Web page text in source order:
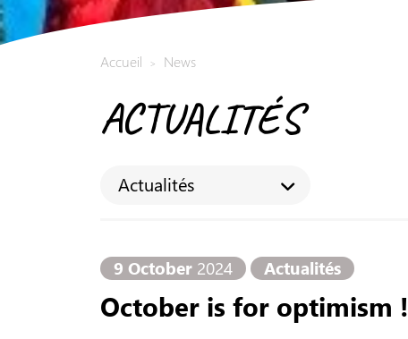
Accueil > News
ACTUALITÉS
Actualités
9 October 2024 Actualités
October is for optimism !